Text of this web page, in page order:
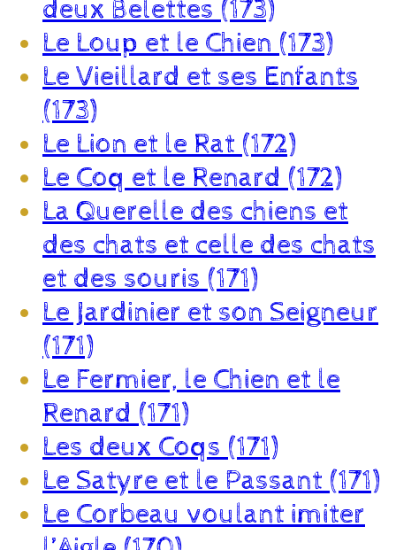
deux Belettes (173)
Le Loup et le Chien (173)
Le Vieillard et ses Enfants
(173)
Le Lion et le Rat (172)
Le Coq et le Renard (172)
La Querelle des chiens et
des chats et celle des chats
et des souris (171)
Le Jardinier et son Seigneur
(171)
Le Fermier, le Chien et le
Renard (171)
Les deux Coqs (171)
Le Satyre et le Passant (171)
Le Corbeau voulant imiter